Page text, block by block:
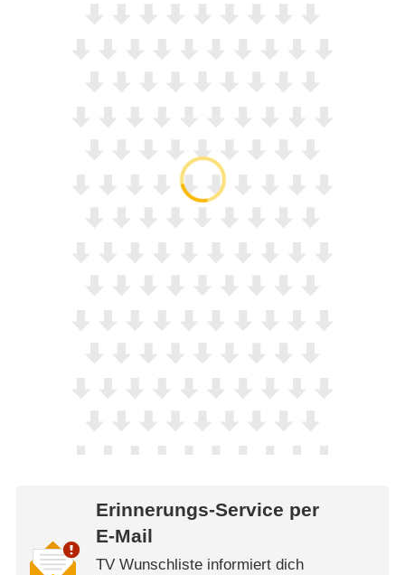
Erinnerungs-Service per
E-Mail
TV Wunschliste informiert dich